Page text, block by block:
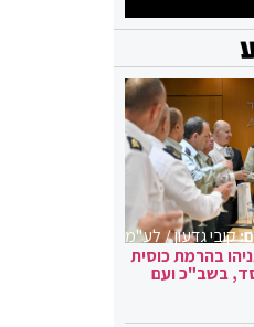
קובי גדעון / לע"מ
בהרמת כוסית
בשב"כ ועם